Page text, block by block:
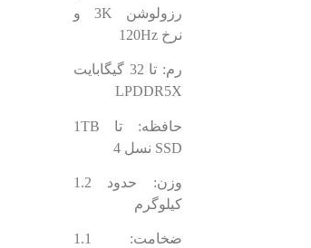
رزولوشن 3K و
نرخ 120Hz
رم: تا 32 گیگابایت
LPDDR5X
حافظه: تا 1TB
SSD نسل 4
وزن: حدود 1.2
کیلوگرم
ضخامت: 1.1